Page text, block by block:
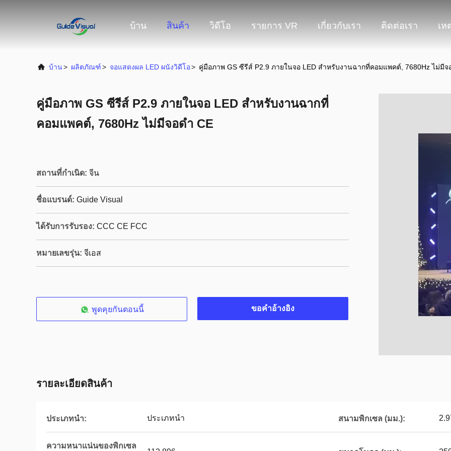
บ้าน สินค้า วิดีโอ รายการ VR เกี่ยวกับเรา ติดต่อเรา เ
บ้าน> ผลิตภัณฑ์> จอแสดงผล LED ผนังวิดีโอ> คู่มือภาพ GS ซีรีส์ P2.9 ภายในจอ LED สําหรับงานฉากที่คอมแพคต์, 7680Hz ไม่มีจ
คู่มือภาพ GS ซีรีส์ P2.9 ภายในจอ LED สําหรับงานฉากที่
คอมแพคต์, 7680Hz ไม่มีจอดํา CE
สถานที่กำเนิด: จีน
ชื่อแบรนด์: Guide Visual
ได้รับการรับรอง: CCC CE FCC
หมายเลขรุ่น: จีเอส
พูดคุยกันตอนนี้ ขอคําอ้างอิง
รายละเอียดสินค้า
ประเภทนำ: ประเภทนำ สนามพิกเซล (มม.):
ความหนาแน่นของพิกเซล